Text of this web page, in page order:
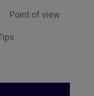
Point of view